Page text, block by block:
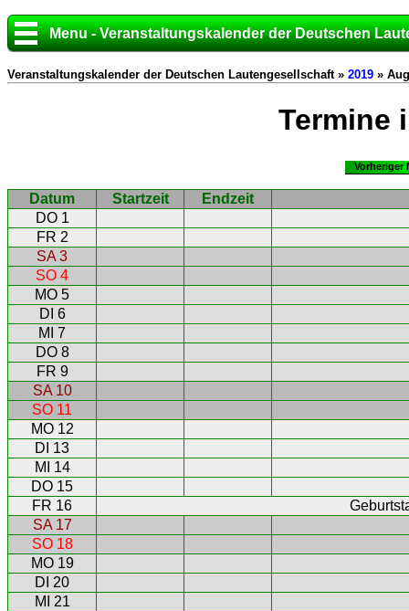
Menu - Veranstaltungskalender der Deutschen
Veranstaltungskalender der Deutschen Lautengesellschaft » 2019 »
Termine
Vorheriger
Datum Startzeit
Endzeit
DO 1
FR 2
SA 3
SO 4
MO 5
DI 6
MI 7
DO 8
FR 9
SA 10
SO 11
MO 12
DI 13
MI 14
DO 15
FR 16
SA 17
SO 18
MO 19
DI 20
MI 21